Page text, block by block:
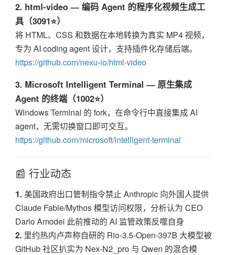
2. html-video — 编码 Agent 的程序化视频生成工
具（3091⭐）
将 HTML、CSS 和数据在本地转换为真实 MP4 视频，
专为 AI coding agent 设计，支持插件化存储后端。
https://github.com/nexu-io/html-video
3. Microsoft Intelligent Terminal — 原生集成
Agent 的终端（1002⭐）
Windows Terminal 的 fork，在命令行中直接集成 AI
agent，无需切换窗口即可交互。
https://github.com/microsoft/intelligent-terminal
📰 行业动态
1. 美国政府出口管制指令禁止 Anthropic 向外国人提供
Claude Fable/Mythos 模型访问权限，分析认为 CEO
Dario Amodei 此前推动的 AI 监管政策反噬自身
2. 里约热内卢声称自研的 Rio-3.5-Open-397B 大模型被
GitHub 社区扒实为 Nex-N2_pro 与 Qwen 的混合模